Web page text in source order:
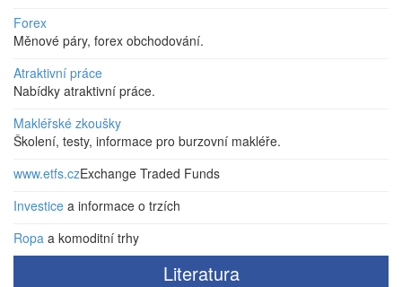
Forex
Měnové páry, forex obchodování.
Atraktivní práce
Nabídky atraktivní práce.
Makléřské zkoušky
Školení, testy, informace pro burzovní makléře.
www.etfs.czExchange Traded Funds
Investice a informace o trzích
Ropa a komoditní trhy
Literatura